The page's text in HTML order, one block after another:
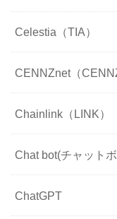
Celestia（TIA）
CENNZnet（
Chainlink（LINK）
Chat bot(チャット
ChatGPT